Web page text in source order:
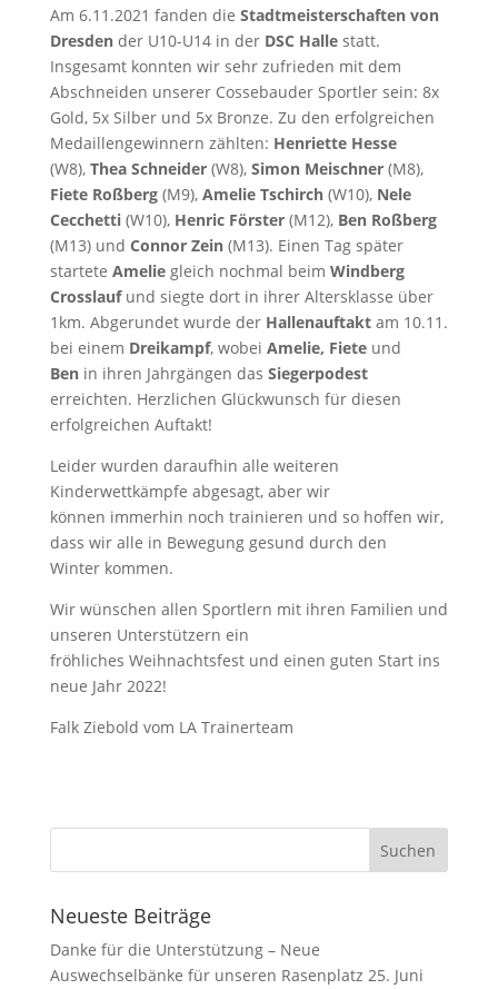
Am 6.11.2021 fanden die Stadtmeisterschaften von
Dresdender U10-U14 in der DSC Hallestatt.
Insgesamt konnten wir sehr zufrieden mit dem
Abschneiden unserer Cossebauder Sportler sein: 8x
Gold, 5x Silber und 5x Bronze. Zu den erfolgreichen
Medaillengewinnern zählten: Henriette Hesse
(W8), Thea Schneider(W8), Simon Meischner(M8),
Fiete Roßberg(M9), Amelie Tschirch(W10), Nele
Cecchetti(W10), Henric Förster(M12), Ben Roßberg
(M13) und Connor Zein(M13). Einen Tag später
startete Ameliegleich nochmal beim Windberg
Crosslaufund siegte dort in ihrer Altersklasse über
1km. Abgerundet wurde der Hallenauftaktam 10.11.
bei einem Dreikampf, wobei Amelie, Fieteund
Benin ihren Jahrgängen das Siegerpodest
erreichten. Herzlichen Glückwunsch für diesen
erfolgreichen Auftakt!
Leider wurden daraufhin alle weiteren
Kinderwettkämpfe abgesagt, aber wir
können immerhin noch trainieren und so hoffen wir,
dass wir alle in Bewegung gesund durch den
Winter kommen.
Wir wünschen allen Sportlern mit ihren Familien und
unseren Unterstützern ein
fröhliches Weihnachtsfest und einen guten Start ins
neue Jahr 2022!
Falk Ziebold vom LA Trainerteam
Neueste Beiträge
Danke für die Unterstützung – Neue
Auswechselbänke für unseren Rasenplatz 25. Juni